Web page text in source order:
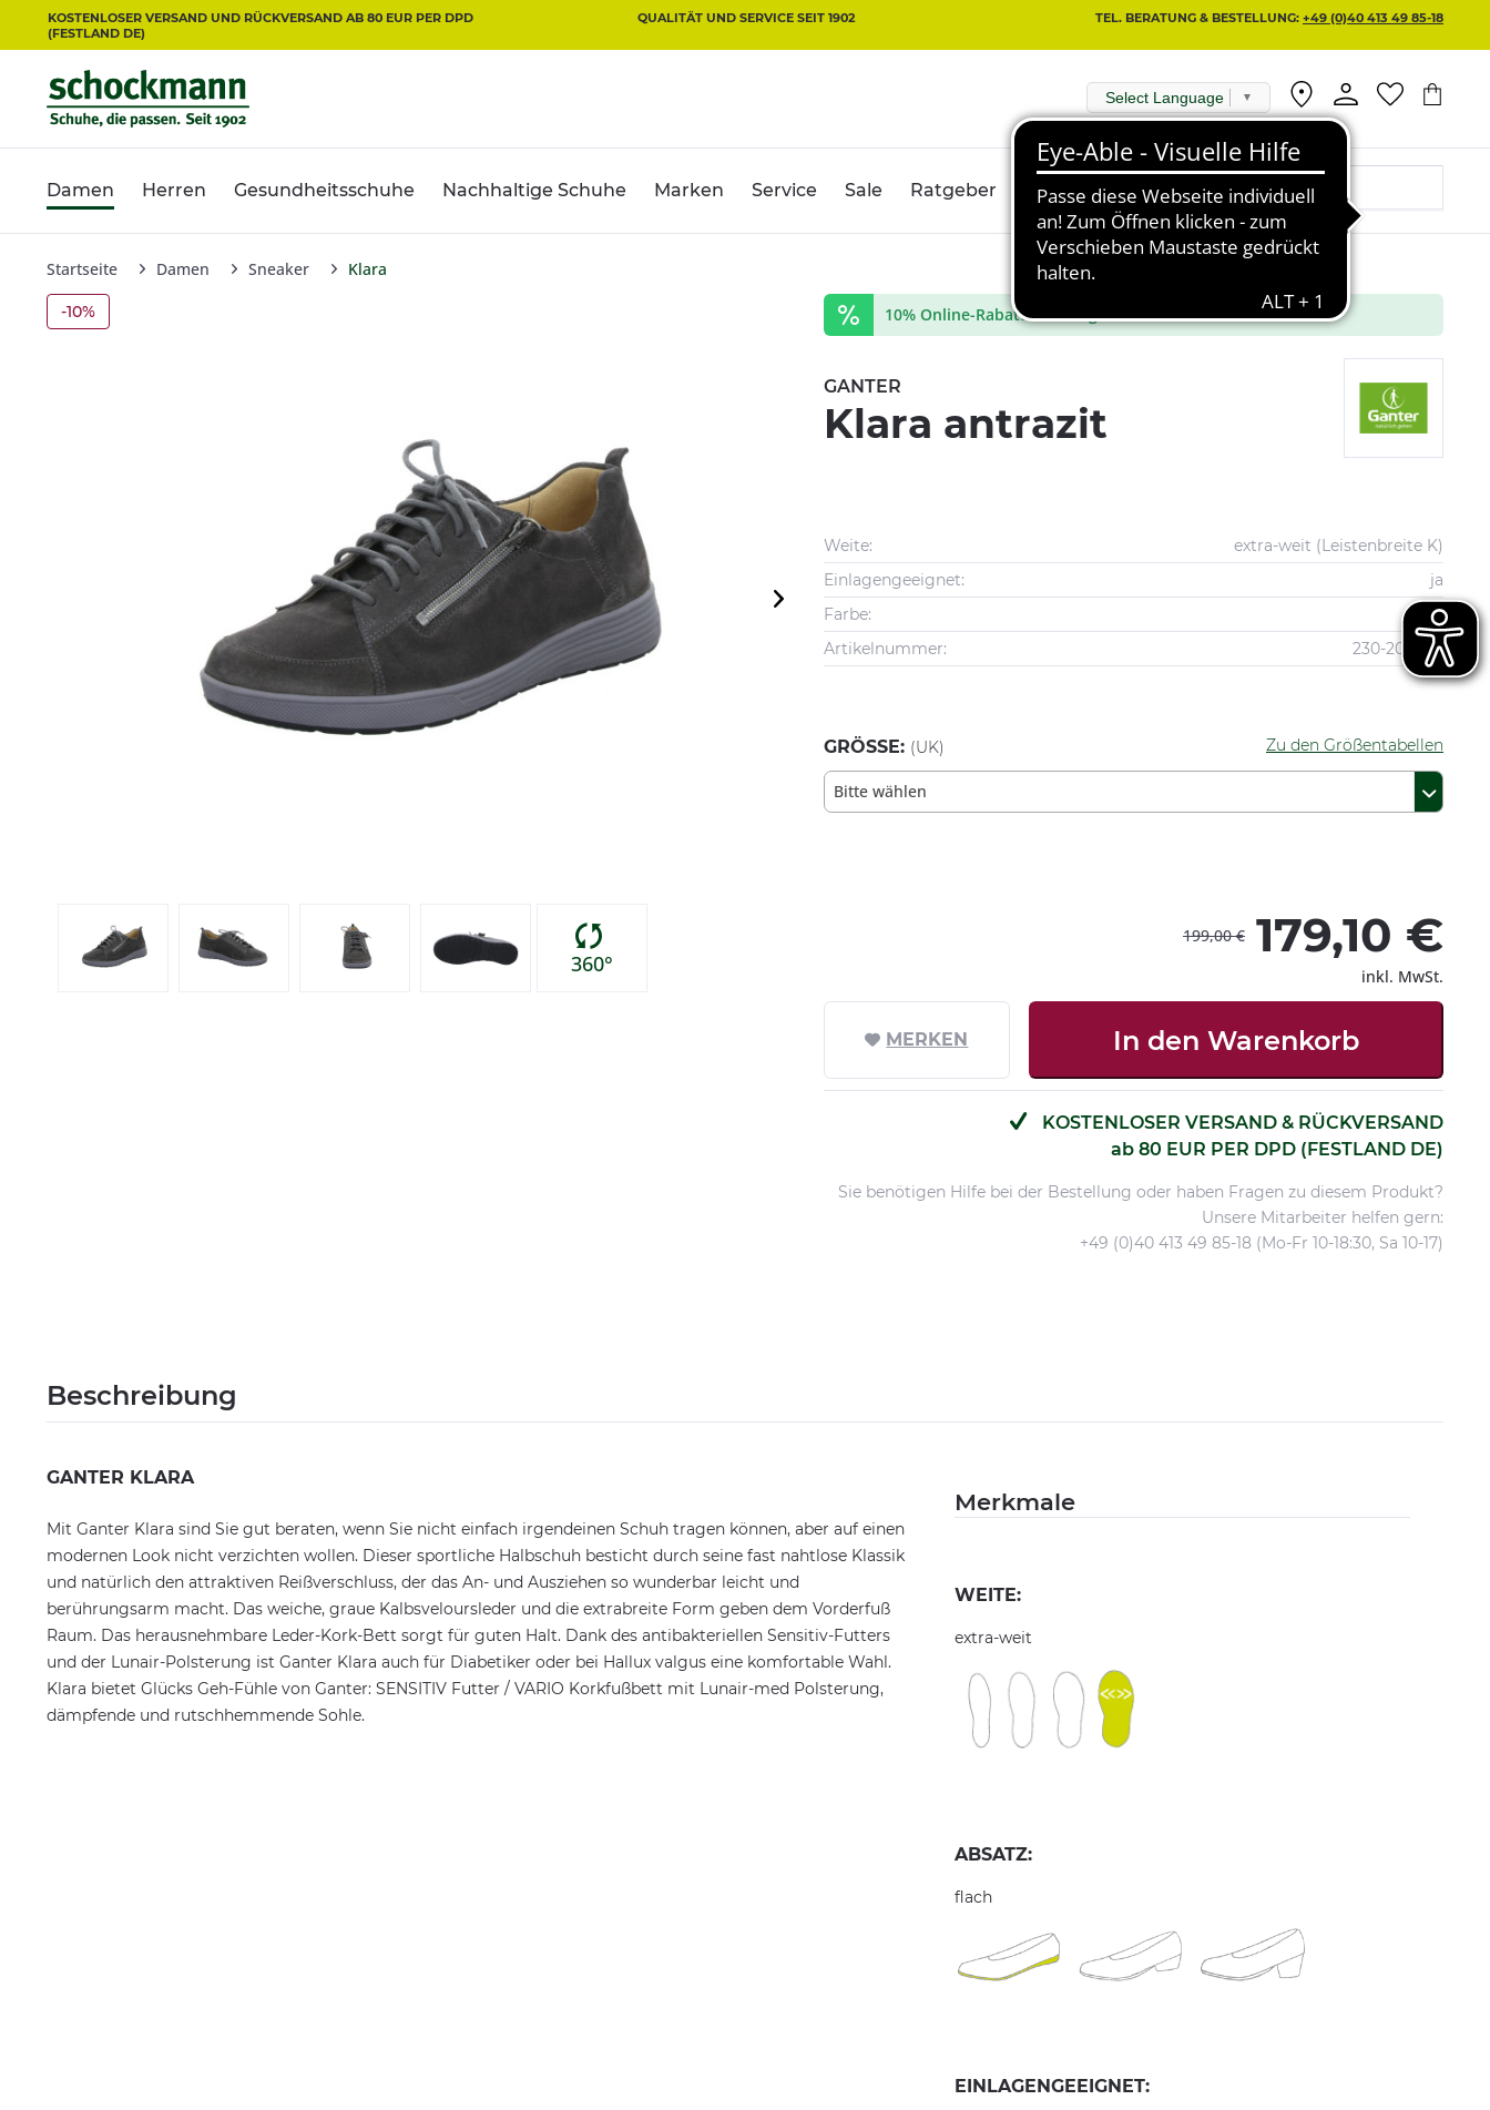
KOSTENLOSER VERSAND UND RÜCKVERSAND AB 80 EUR PER DPD
(FESTLAND DE)
QUALITÄT UND SERVICE SEIT 1902 TEL. BERATUNG & BESTELLUNG: +49 (0)40 413 49 85-18
Select Language ▼
Damen Herren Gesundheitsschuhe Nachhaltige Schuhe Marken Service Sale Ratgeber
Startseite Damen Sneaker Klara
-10%
360°
10% Online-Rabatt aus ausgewählte Marken
GANTER
Klara antrazit
Weite:
extra-weit (Leistenbreite K)
Einlagengeeignet:
ja
Farbe:
grau
Artikelnummer:
230-20-0172
GRÖSSE: (UK) Zu den Größentabellen
Bitte wählen
179,10 €
199,00 €
inkl. MwSt.
MERKEN In den Warenkorb
KOSTENLOSER VERSAND & RÜCKVERSAND
ab 80 EUR PER DPD (FESTLAND DE)
Sie benötigen Hilfe bei der Bestellung oder haben Fragen zu diesem Produkt?
Unsere Mitarbeiter helfen gern:
+49 (0)40 413 49 85-18 (Mo-Fr 10-18:30, Sa 10-17)
Beschreibung
GANTER KLARA
Mit Ganter Klara sind Sie gut beraten, wenn Sie nicht einfach irgendeinen Schuh tragen können, aber auf einen
modernen Look nicht verzichten wollen. Dieser sportliche Halbschuh besticht durch seine fast nahtlose Klassik
und natürlich den attraktiven Reißverschluss, der das An- und Ausziehen so wunderbar leicht und
berührungsarm macht. Das weiche, graue Kalbsveloursleder und die extrabreite Form geben dem Vorderfuß
Raum. Das herausnehmbare Leder-Kork-Bett sorgt für guten Halt. Dank des antibakteriellen Sensitiv-Futters
und der Lunair-Polsterung ist Ganter Klara auch für Diabetiker oder bei Hallux valgus eine komfortable Wahl.
Klara bietet Glücks Geh-Fühle von Ganter: SENSITIV Futter / VARIO Korkfußbett mit Lunair-med Polsterung,
dämpfende und rutschhemmende Sohle.
Merkmale
WEITE:
extra-weit
ABSATZ:
flach
EINLAGENGEEIGNET: